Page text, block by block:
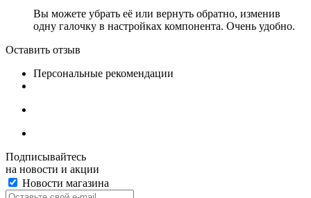
Вы можете убрать её или вернуть обратно, изменив
одну галочку в настройках компонента. Очень удобно.
Оставить отзыв
Персональные рекомендации
Подписывайтесь
на новости и акции
Новости магазина